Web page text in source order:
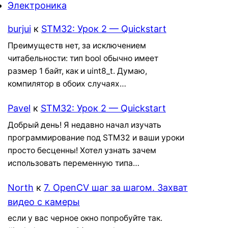
Электроника
burjuiк STM32: Урок 2 — Quickstart
Преимуществ нет, за исключением
читабельности: тип bool обычно имеет
размер 1 байт, как и uint8_t. Думаю,
компилятор в обоих случаях…
Pavel к STM32: Урок 2 — Quickstart
Добрый день! Я недавно начал изучать
программирование под STM32 и ваши уроки
просто бесценны! Хотел узнать зачем
использовать переменную типа…
North к 7. OpenCV шаг за шагом. Захват
видео с камеры
если у вас черное окно попробуйте так.